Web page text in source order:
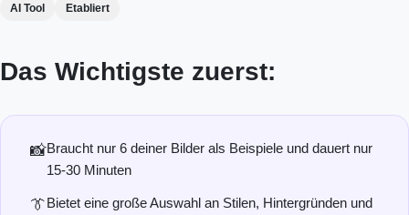
AI Tool Etabliert
Das Wichtigste zuerst:
📸Braucht nur 6 deiner Bilder als Beispiele und dauert nur
15-30 Minuten
👔Bietet eine große Auswahl an Stilen, Hintergründen und